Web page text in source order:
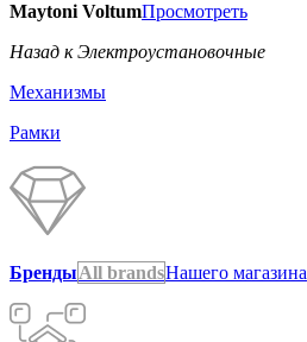
Maytoni VoltumПросмотреть
Назад к Электроустановочные
Механизмы
Рамки
БрендыAll brandsНашего магазина